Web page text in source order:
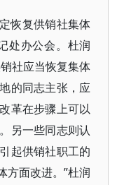
恢复供销社集体
处办公会。杜润
社应当恢复集体
的同志主张，应
革在步骤上可以
另一些同志则认
起供销社职工的
方面改进。”杜润